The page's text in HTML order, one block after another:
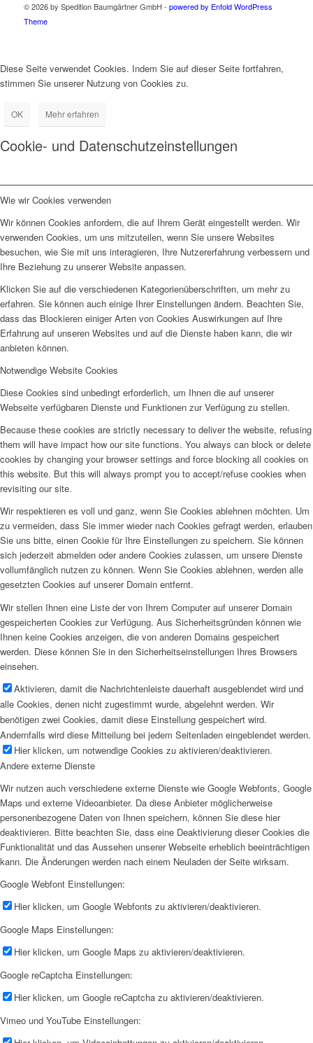
© 2026 by Spedition Baumgärtner GmbH - powered by Enfold WordPress
Theme
Diese Seite verwendet Cookies. Indem Sie auf dieser Seite fortfahren,
stimmen Sie unserer Nutzung von Cookies zu.
OK Mehr erfahren
Cookie- und Datenschutzeinstellungen
Wie wir Cookies verwenden
Wir können Cookies anfordern, die auf Ihrem Gerät eingestellt werden. Wir
verwenden Cookies, um uns mitzuteilen, wenn Sie unsere Websites
besuchen, wie Sie mit uns interagieren, Ihre Nutzererfahrung verbessern und
Ihre Beziehung zu unserer Website anpassen.
Klicken Sie auf die verschiedenen Kategorienüberschriften, um mehr zu
erfahren. Sie können auch einige Ihrer Einstellungen ändern. Beachten Sie,
dass das Blockieren einiger Arten von Cookies Auswirkungen auf Ihre
Erfahrung auf unseren Websites und auf die Dienste haben kann, die wir
anbieten können.
Notwendige Website Cookies
Diese Cookies sind unbedingt erforderlich, um Ihnen die auf unserer
Webseite verfügbaren Dienste und Funktionen zur Verfügung zu stellen.
Because these cookies are strictly necessary to deliver the website, refusing
them will have impact how our site functions. You always can block or delete
cookies by changing your browser settings and force blocking all cookies on
this website. But this will always prompt you to accept/refuse cookies when
revisiting our site.
Wir respektieren es voll und ganz, wenn Sie Cookies ablehnen möchten. Um
zu vermeiden, dass Sie immer wieder nach Cookies gefragt werden, erlauben
Sie uns bitte, einen Cookie für Ihre Einstellungen zu speichern. Sie können
sich jederzeit abmelden oder andere Cookies zulassen, um unsere Dienste
vollumfänglich nutzen zu können. Wenn Sie Cookies ablehnen, werden alle
gesetzten Cookies auf unserer Domain entfernt.
Wir stellen Ihnen eine Liste der von Ihrem Computer auf unserer Domain
gespeicherten Cookies zur Verfügung. Aus Sicherheitsgründen können wie
Ihnen keine Cookies anzeigen, die von anderen Domains gespeichert
werden. Diese können Sie in den Sicherheitseinstellungen Ihres Browsers
einsehen.
Aktivieren, damit die Nachrichtenleiste dauerhaft ausgeblendet wird und
alle Cookies, denen nicht zugestimmt wurde, abgelehnt werden. Wir
benötigen zwei Cookies, damit diese Einstellung gespeichert wird.
Andernfalls wird diese Mitteilung bei jedem Seitenladen eingeblendet werden.
Hier klicken, um notwendige Cookies zu aktivieren/deaktivieren.
Andere externe Dienste
Wir nutzen auch verschiedene externe Dienste wie Google Webfonts, Google
Maps und externe Videoanbieter. Da diese Anbieter möglicherweise
personenbezogene Daten von Ihnen speichern, können Sie diese hier
deaktivieren. Bitte beachten Sie, dass eine Deaktivierung dieser Cookies die
Funktionalität und das Aussehen unserer Webseite erheblich beeinträchtigen
kann. Die Änderungen werden nach einem Neuladen der Seite wirksam.
Google Webfont Einstellungen:
Hier klicken, um Google Webfonts zu aktivieren/deaktivieren.
Google Maps Einstellungen:
Hier klicken, um Google Maps zu aktivieren/deaktivieren.
Google reCaptcha Einstellungen:
Hier klicken, um Google reCaptcha zu aktivieren/deaktivieren.
Vimeo und YouTube Einstellungen: